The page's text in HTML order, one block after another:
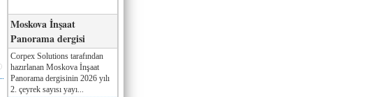
Moskova İnşaat
Panorama dergisi
Corpex Solutions tarafından
hazırlanan Moskova İnşaat
Panorama dergisinin 2026 yılı
2. çeyrek sayısı yayı...